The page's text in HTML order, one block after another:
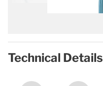
Technical Details